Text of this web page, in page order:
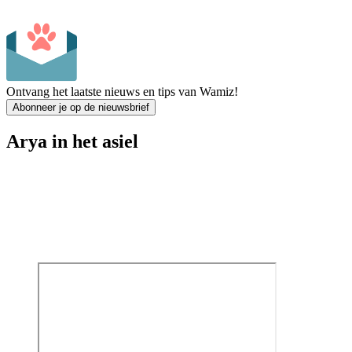
Ontvang het laatste nieuws en tips van Wamiz!
Abonneer je op de nieuwsbrief
Arya in het asiel